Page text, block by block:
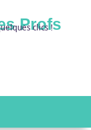
Profs
clics !